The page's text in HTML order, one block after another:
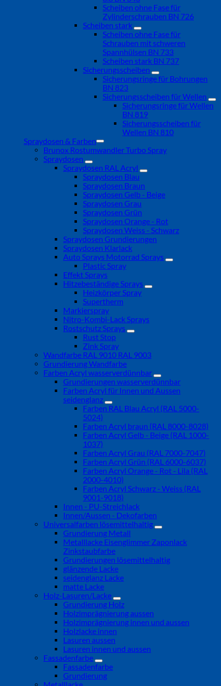
Scheiben ohne Fase für
Zylinderschrauben BN 726
Scheiben stark
Scheiben ohne Fase für
Schrauben mit schweren
Spannhülsen BN 733
Scheiben stark BN 737
Sicherungsscheiben
Sicherungsringe für Bohrungen
BN 823
Sicherungsscheiben für Wellen
Sicherungsringe für Wellen
BN 819
Sicherungsscheiben für
Wellen BN 810
Spraydosen & Farben
Brunox Rostumwandler Turbo Spray
Spraydosen
Spraydosen RAL Acryl
Spraydosen Blau
Spraydosen Braun
Spraydosen Gelb - Beige
Spraydosen Grau
Spraydosen Grün
Spraydosen Orange - Rot
Spraydosen Weiss - Schwarz
Spraydosen Grundierungen
Spraydosen Klarlack
Auto Sprays Motorrad Sprays
Plastic Spray
Effekt Sprays
Hitzebeständige Sprays
Heizkörper Spray
Supertherm
Markierspray
Nitro-Kombi-Lack Sprays
Rostschutz Sprays
Rust Stop
Zink Spray
Wandfarbe RAL 9010 RAL 9003
Grundierung Wandfarbe
Farben Acryl wasserverdünnbar
Grundierungen wasserverdünnbar
Farben Acryl für Innen und Aussen
seidenglanz
Farben RAL Blau Acryl (RAL 5000-
5024)
Farben Acryl braun (RAL 8000-8028)
Farben Acryl Gelb - Beige (RAL 1000-
1037)
Farben Acryl Grau (RAL 7000-7047)
Farben Acryl Grün (RAL 6000-6037)
Farben Acryl Orange - Rot - Lila (RAL
2000-4010)
Farben Acryl Schwarz - Weiss (RAL
9001-9018)
Innen - PU-Streichlack
Innen/Aussen - Dekofarben
Universalfarben lösemittelhaltig
Grundierung Metall
Metalllacke Eisenglimmer Zaponlack
Zinkstaubfarbe
Grundierungen lösemittelhaltig
glänzende Lacke
seidenglanz Lacke
matte Lacke
Holz-Lasuren/Lacke
Grundierung Holz
Holzimprägnierung aussen
Holzimprägnierung innen und aussen
Holzlacke innen
Lasuren aussen
Lasuren innen und aussen
Fassadenfarbe
Fassadenfarbe
Grundierung